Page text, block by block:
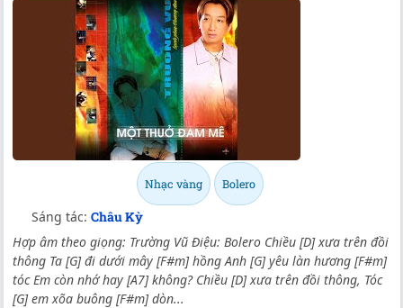
Nhạc vàng Bolero
Sáng tác: Châu Kỳ
Hợp âm theo giọng: Trường Vũ Điệu: Bolero Chiều [D] xưa trên đồi
thông Ta [G] đi dưới mây [F#m] hồng Anh [G] yêu làn hương [F#m]
tóc Em còn nhớ hay [A7] không? Chiều [D] xưa trên đồi thông, Tóc
[G] em xõa buông [F#m] dòn...